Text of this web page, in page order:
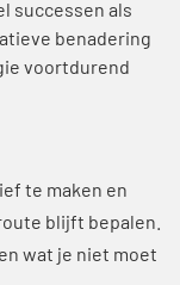
successen als
benadering
voortdurend
te maken en
blijft bepalen.
wat je niet moet